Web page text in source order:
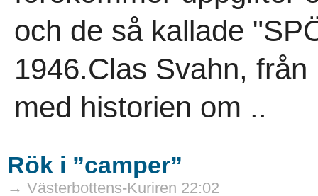
och de så kallade
1946.Clas Svahn,
med historien om ..
Rök i ”camper”
→ Västerbottens-Kuriren 22:02